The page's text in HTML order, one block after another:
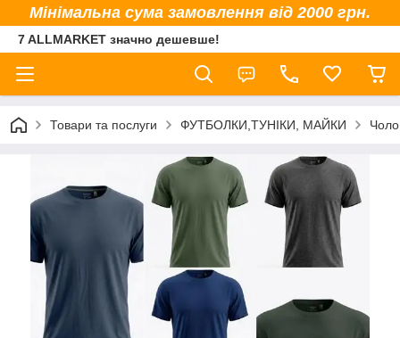
Мінімальна сума замовлення від 2000 грн.
7 ALLMARKET значно дешевше!
Товари та послуги ФУТБОЛКИ,ТУНІКИ, МАЙКИ